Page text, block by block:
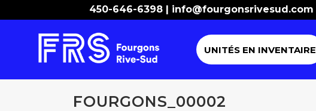
450-646-6398 | info@fourgonsrivesud.com
UNITÉS EN INVENTAIRE
FOURGONS_00002